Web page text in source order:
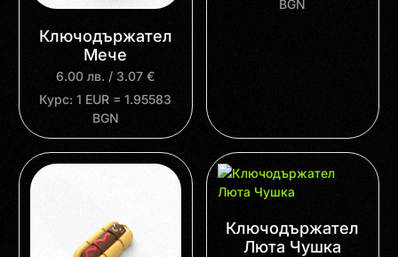
Ключодържател
Мече
6.00лв. / 3.07 €
Курс: 1 EUR = 1.95583
BGN
BGN
Ключодържател
Люта Чушка